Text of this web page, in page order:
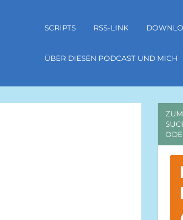
SCRIPTS RSS-LINK
ÜBER DIESEN PODCAST UND MICH